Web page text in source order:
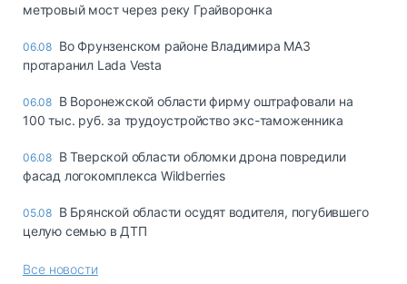
метровый мост через реку Грайворонка
06.08 Во Фрунзенском районе Владимира МАЗ
протаранил Lada Vesta
06.08 В Воронежской области фирму оштрафовали на
100 тыс. руб. за трудоустройство экс-таможенника
06.08 В Тверской области обломки дрона повредили
фасад логокомплекса Wildberries
05.08 В Брянской области осудят водителя, погубившего
целую семью в ДТП
Все новости